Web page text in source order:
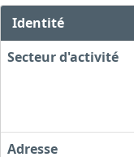
Identité
Secteur d'activité
Adresse